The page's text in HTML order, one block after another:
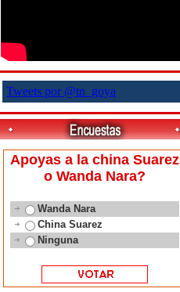
Tweets por @tn_goya
Apoyas a la china Suarez
o Wanda Nara?
Wanda Nara
China Suarez
Ninguna